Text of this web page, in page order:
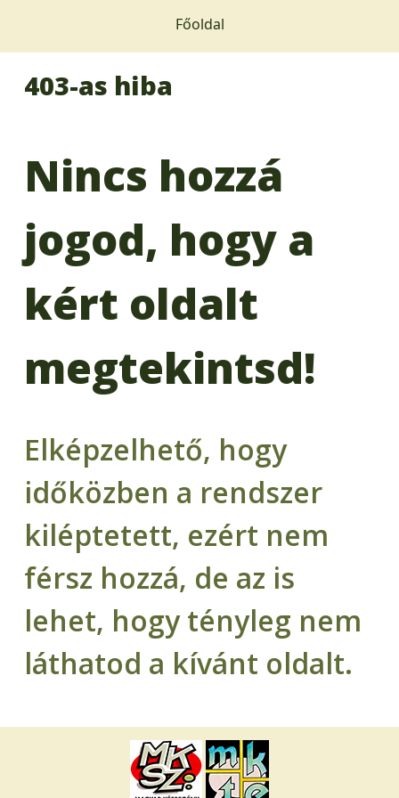
Főoldal
403-as hiba
Nincs hozzá
jogod, hogy a
kért oldalt
megtekintsd!
Elképzelhető, hogy
időközben a rendszer
kiléptetett, ezért nem
férsz hozzá, de az is
lehet, hogy tényleg nem
láthatod a kívánt oldalt.